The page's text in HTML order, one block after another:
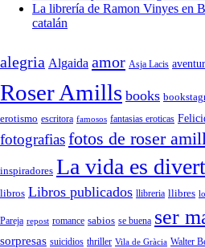
La librería de Ramon Vinyes en
catalán
alegria Algaida amor Asja Lacis
Roser Amills books
erotismo escritora famosos fantasias eroticas
fotografiasfotos de roser
inspiradores La vida es
libros Libros publicados llibreria llibres
Pareja repost romance sabios se buena ser
sorpresas suicidios thriller Vila de Gràcia Walter